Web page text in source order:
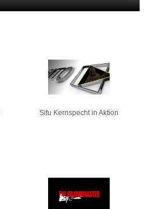
Sifu Kernspecht in Aktion